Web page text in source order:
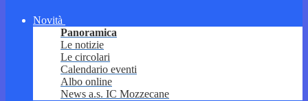
Novità
Panoramica
Le notizie
Le circolari
Calendario eventi
Albo online
News a.s. IC Mozzecane